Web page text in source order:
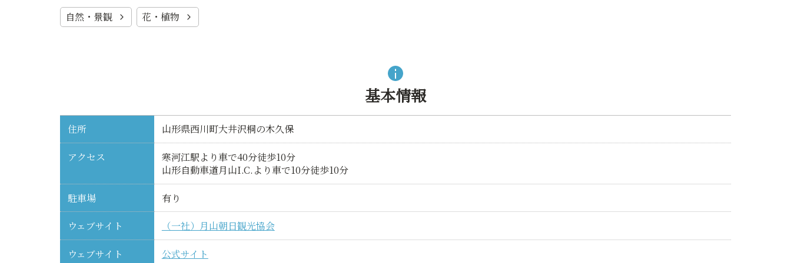
自然・景観 花・植物
基本情報
住所 山形県西川町大井沢桐の木久保
アクセス
寒河江駅より車で40分徒歩10分
山形自動車道月山I.C.より車で10分徒歩10分
駐車場 有り
ウェブサイト （一社）月山朝日観光協会
ウェブサイト 公式サイト